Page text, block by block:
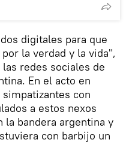
digitales para que
la verdad y la vida",
redes sociales de
En el acto en
con
a estos nexos
la bandera argentina y
con barbijo un